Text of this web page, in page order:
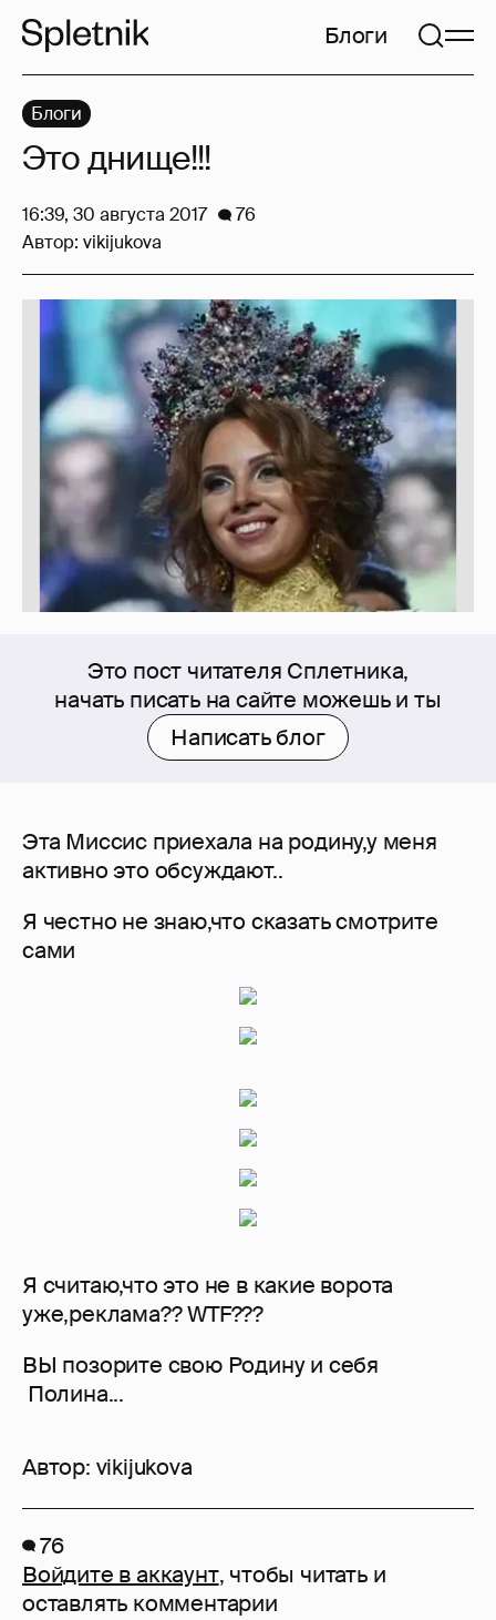
Блоги
Это пост читателя Сплетника,
начать писать на сайте можешь и ты
Написать блог
Эта Миссис приехала на родину,у меня
активно это обсуждают..
Я честно не знаю,что сказать смотрите
сами
Я считаю,что это не в какие ворота
уже,реклама?? WTF???
ВЫ позорите свою Родину и себя
Полина...
Автор: vikijukova
Блоги
Это днище!!!
16:39, 30 августа 2017
76
Автор: vikijukova
76
Войдите в аккаунт, чтобы читать и
оставлять комментарии